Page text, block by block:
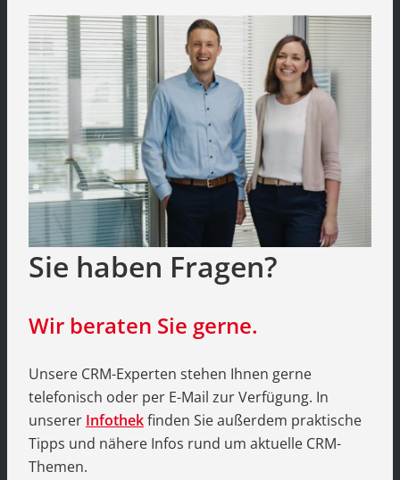
Sie haben Fragen?
Wir beraten Sie gerne.
Unsere CRM-Experten stehen Ihnen gerne
telefonisch oder per E-Mail zur Verfügung. In
unserer Infothekfinden Sie außerdem praktische
Tipps und nähere Infos rund um aktuelle CRM-
Themen.